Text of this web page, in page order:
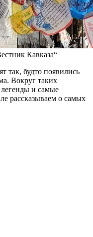
Кавказа“
так, будто появились
Вокруг таких
легенды и самые
рассказываем о самых